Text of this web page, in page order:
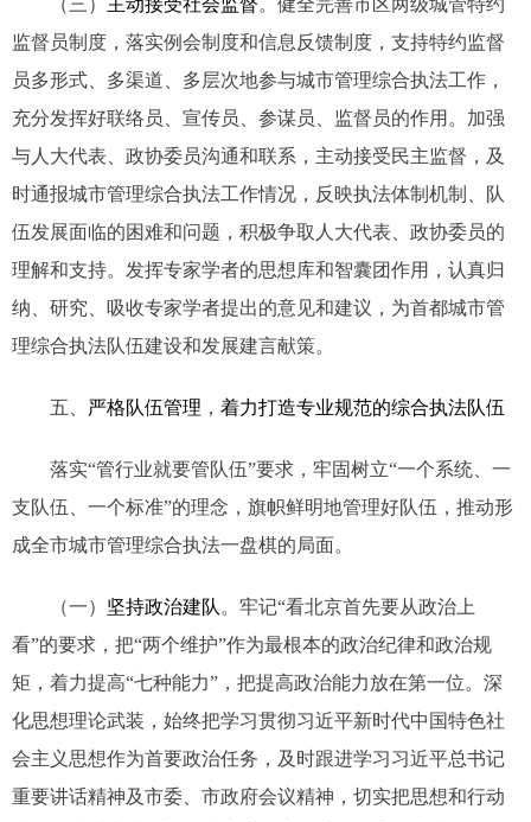
（三） 主动接受社会监督。健全完善市区两级城管特约
监督员制度，落实例会制度和信息反馈制度，支持特约监督
员多形式、多渠道、多层次地参与城市管理综合执法工作，
充分发挥好联络员、宣传员、参谋员、监督员的作用。加强
与人大代表、政协委员沟通和联系，主动接受民主监督，及
时通报城市管理综合执法工作情况，反映执法体制机制、队
伍发展面临的困难和问题，积极争取人大代表、政协委员的
理解和支持。发挥专家学者的思想库和智囊团作用，认真归
纳、研究、吸收专家学者提出的意见和建议，为首都城市管
理综合执法队伍建设和发展建言献策。
五、 严格队伍管理 ， 着力打造专业规范的综合执法队伍
落实“管行业就要管队伍”要求，牢固树立“一个系统、一
支队伍、一个标准”的理念，旗帜鲜明地管理好队伍，推动形
成全市城市管理综合执法一盘棋的局面。
（一） 坚持政治建队 。牢记“看北京首先要从政治上
看”的要求，把“两个维护”作为最根本的政治纪律和政治规
矩，着力提高“七种能力”，把提高政治能力放在第一位。深
化思想理论武装，始终把学习贯彻习近平新时代中国特色社
会主义思想作为首要政治任务，及时跟进学习习近平总书记
重要讲话精神及市委、市政府会议精神，切实把思想和行动